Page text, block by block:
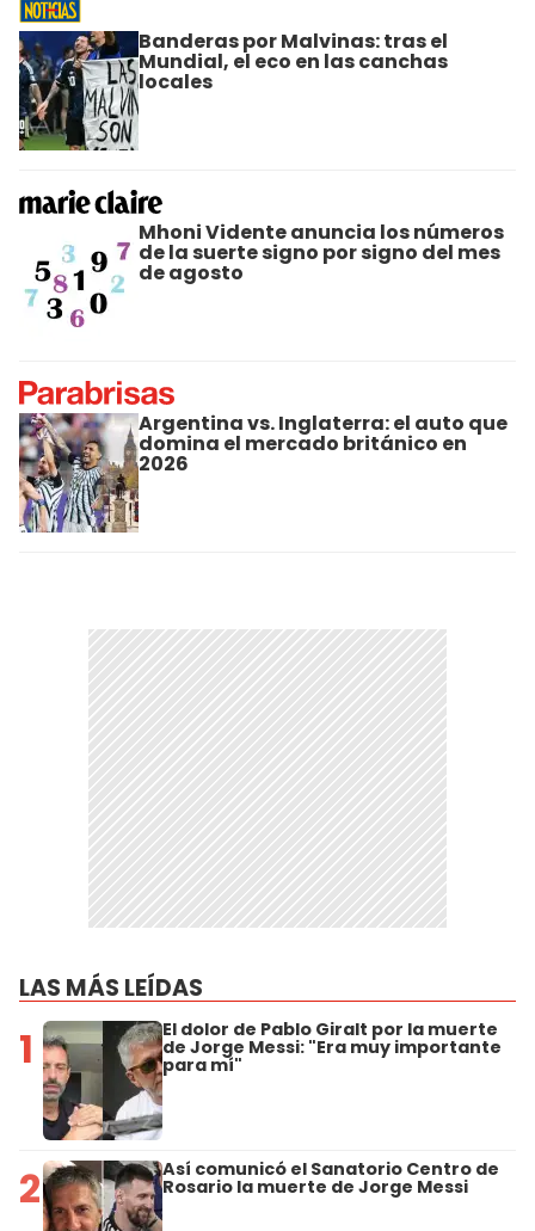
Banderas por Malvinas: tras el
Mundial, el eco en las canchas
locales
Mhoni Vidente anuncia los números
de la suerte signo por signo del mes
de agosto
Argentina vs. Inglaterra: el auto que
domina el mercado británico en
2026
LAS MÁS LEÍDAS
1 El dolor de Pablo Giralt por la muerte
de Jorge Messi: "Era muy importante
para mí"
2 Así comunicó el Sanatorio Centro de
Rosario la muerte de Jorge Messi